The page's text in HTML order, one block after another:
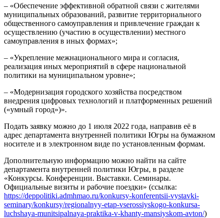
– «Обеспечение эффективной обратной связи с жителями
муниципальных образований, развитие территориального
общественного самоуправления и привлечение граждан к
осуществлению (участию в осуществлении) местного
самоуправления в иных формах»;
– «Укрепление межнационального мира и согласия,
реализация иных мероприятий в сфере национальной
политики на муниципальном уровне»;
– «Модернизация городского хозяйства посредством
внедрения цифровых технологий и платформенных решений
(«умный город»)».
Подать заявку можно до 1 июля 2022 года, направив её в
адрес департамента внутренней политики Югры на бумажном
носителе и в электронном виде по установленным формам.
Дополнительную информацию можно найти на сайте
департамента внутренней политики Югры, в разделе
«Конкурсы. Конференции. Выставки. Семинары.
Официальные визиты и рабочие поездки» (ссылка:
https://deppolitiki.admhmao.ru/konkursy-konferentsii-vystavki-
seminary/konkursy/regionalnyy-etap-vserossiyskogo-konkursa-
luchshaya-munitsipalnaya-praktika-v-khanty-mansiyskom-avton/)